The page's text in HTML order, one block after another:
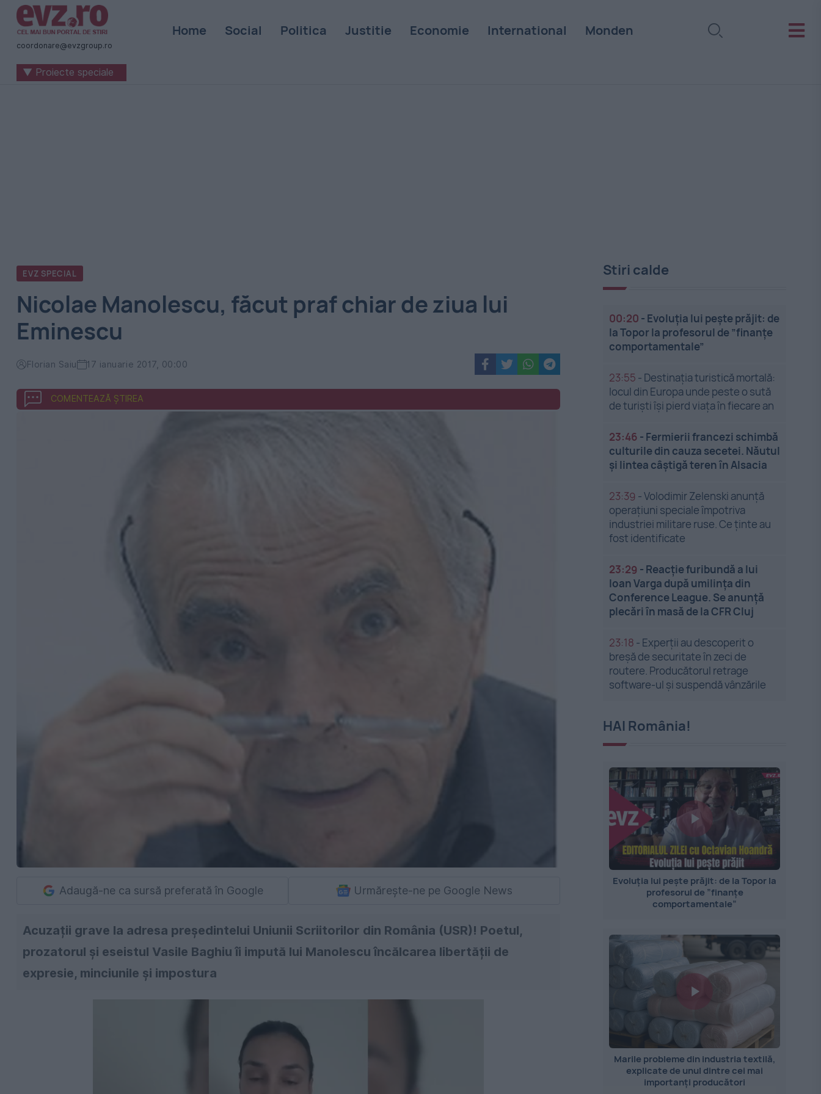
Știri
naționale
internaționale
coordonare@evzgroup.ro
Home Social Politica Justitie Economie International Monden
▼ Proiecte speciale
EVZ SPECIAL
Nicolae Manolescu, făcut praf chiar de ziua lui
Eminescu
Florian Saiu 17 ianuarie 2017, 00:00
COMENTEAZĂ ȘTIREA
Adaugă-ne ca sursă preferată în Google Urmărește-ne pe Google News
Acuzații grave la adresa președintelui Uniunii Scriitorilor din România (USR)! Poetul,
prozatorul și eseistul Vasile Baghiu îi impută lui Manolescu încălcarea libertății de
expresie, minciunile și impostura
Stiri calde
00:20 - Evoluția lui pește prăjit: de
la Topor la profesorul de ”finanțe
comportamentale”
23:55 - Destinația turistică mortală:
locul din Europa unde peste o sută
de turiști își pierd viața în fiecare an
23:46 - Fermierii francezi schimbă
culturile din cauza secetei. Năutul
și lintea câștigă teren în Alsacia
23:39 -Volodimir Zelenski anunță
operațiuni speciale împotriva
industriei militare ruse. Ce ținte au
fost identificate
23:29 - Reacție furibundă a lui
Ioan Varga după umilința din
Conference League. Se anunță
plecări în masă de la CFR Cluj
23:18 - Experții au descoperit o
breșă de securitate în zeci de
routere. Producătorul retrage
software-ul și suspendă vânzările
HAI România!
Evoluția lui pește prăjit: de la Topor la
profesorul de ”finanțe
comportamentale”
Marile probleme din industria textilă,
explicate de unul dintre cei mai
importanți producători